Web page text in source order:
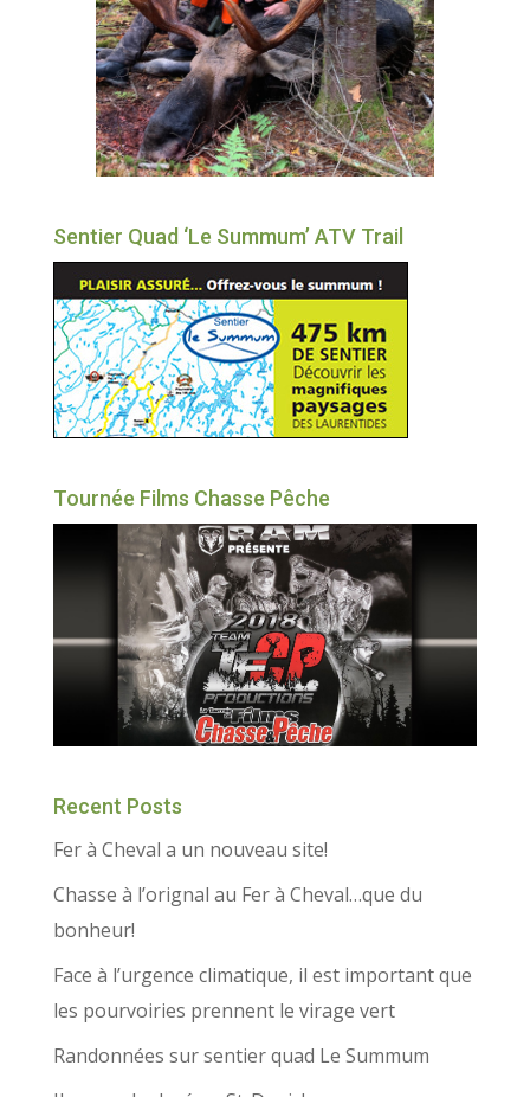
Sentier Quad ‘Le Summum’ ATV Trail
Tournée Films Chasse Pêche
Recent Posts
Fer à Cheval a un nouveau site!
Chasse à l’orignal au Fer à Cheval…que du
bonheur!
Face à l’urgence climatique, il est important que
les pourvoiries prennent le virage vert
Randonnées sur sentier quad Le Summum